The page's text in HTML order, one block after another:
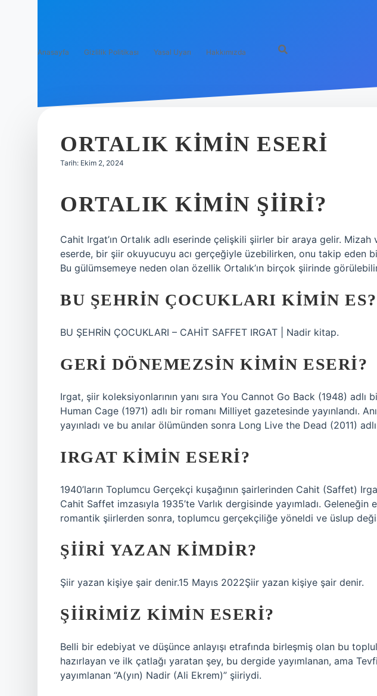
Anasayfa Gizlilik Politikası Yasal Uyarı Hakkımızda
ORTALIK KIMIN ESERI
Tarih: Ekim 2, 2024
ORTALIK KIMIN ŞIIRI?
Cahit Irgat’ın Ortalık adlı eserinde çelişkili şiirler bir araya gelir. Mizah
eserde, bir şiir okuyucuyu acı gerçeğiyle üzebilirken, onu takip eden
Bu gülümsemeye neden olan özellik Ortalık’ın birçok şiirinde
BU ŞEHRIN ÇOCUKLARI KIMIN ES?
BU ŞEHRİN ÇOCUKLARI – CAHİT SAFFET IRGAT | Nadir kitap.
GERI DÖNEMEZSIN KIMIN ESERI?
Irgat, şiir koleksiyonlarının yanı sıra You Cannot Go Back (1948) adlı
Human Cage (1971) adlı bir romanı Milliyet gazetesinde yayınlandı.
yayınladı ve bu anılar ölümünden sonra Long Live the Dead (2011)
IRGAT KIMIN ESERI?
1940’ların Toplumcu Gerçekçi kuşağının şairlerinden Cahit (Saffet)
Cahit Saffet imzasıyla 1935’te Varlık dergisinde yayımladı. Geleneğin
romantik şiirlerden sonra, toplumcu gerçekçiliğe yöneldi ve üslup
ŞIIRI YAZAN KIMDIR?
Şiir yazan kişiye şair denir.15 Mayıs 2022Şiir yazan kişiye şair denir.
ŞIIRIMIZ KIMIN ESERI?
Belli bir edebiyat ve düşünce anlayışı etrafında birleşmiş olan bu
hazırlayan ve ilk çatlağı yaratan şey, bu dergide yayımlanan, ama
yayımlanan “A(yın) Nadir (Ali Ekrem)” şiiriydi.